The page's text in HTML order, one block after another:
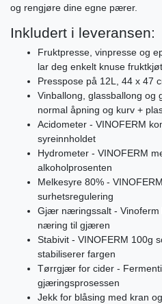
og rengjøre dine egne pærer.
Inkludert i leveransen:
Fruktpresse, vinpresse og
lar deg enkelt knuse
Presspose på 12L, 44 x 47
Vinballong, glassballong og
normal åpning og kurv +
Acidometer - VINOFERM
syreinnholdet
Hydrometer - VINOFERM
alkoholprosenten
Melkesyre 80% -
surhetsregulering
Gjær næringssalt - Vinoferm
næring til gjæren
Stabivit - VINOFERM 100g
stabiliserer fargen
Tørrgjær for cider -
gjæringsprosessen
Jekk for blåsing med kran